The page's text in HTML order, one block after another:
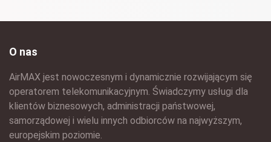
O nas
AirMAX jest nowoczesnym i dynamicznie rozwijającym się
operatorem telekomunikacyjnym. Świadczymy usługi dla
klientów biznesowych, administracji państwowej,
samorządowej i wielu innych odbiorców na najwyższym,
europejskim poziomie.